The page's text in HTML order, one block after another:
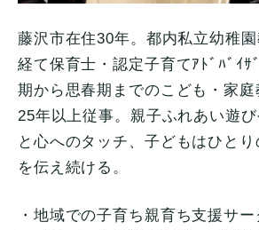
藤沢市在住30年。都内私立幼稚
経て保育士・認定子育てｱﾄﾞﾊﾞｲｻ
期から思春期までのこ ども・家
25年以上従事。 親子ふれあい遊
と心へのタッチ、 子どもはひとり
を伝え続ける。
・ 地域での子育ち親育ち支援サ